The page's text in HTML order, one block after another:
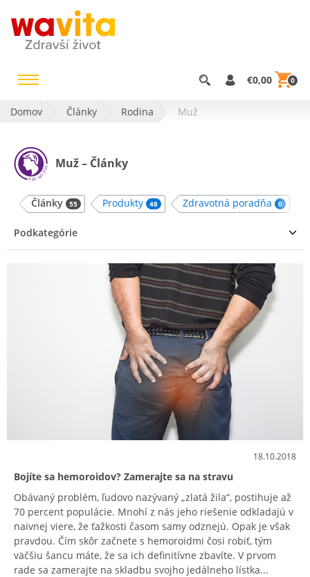
€0,00 0
Domov Články Rodina Muž
Muž – Články
Články 55 Produkty 48 Zdravotná poradňa 0
Podkategórie
18.10.2018
Bojíte sa hemoroidov? Zamerajte sa na stravu
Obávaný problém, ľudovo nazývaný „zlatá žila“, postihuje až
70 percent populácie. Mnohí z nás jeho riešenie odkladajú v
naivnej viere, že ťažkosti časom samy odznejú. Opak je však
pravdou. Čím skôr začnete s hemoroidmi čosi robiť, tým
väčšiu šancu máte, že sa ich definitívne zbavíte. V prvom
rade sa zamerajte na skladbu svojho jedálneho lístka...